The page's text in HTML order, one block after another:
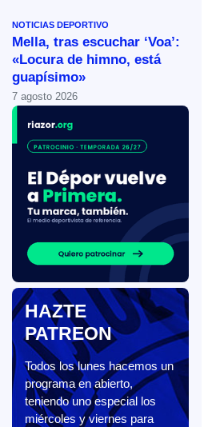
NOTICIAS DEPORTIVO
Mella, tras escuchar ‘Voa’:
«Locura de himno, está
guapísimo»
7 agosto 2026
HAZTE
PATREON
Todos los lunes hacemos un
programa en abierto,
teniendo uno especial los
miércoles y viernes para